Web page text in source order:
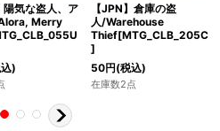
陽気な盗人、ア
Merry
)
【JPN】倉庫の盗
人/Warehouse
Thief[MTG_CLB_205C
]
50円(税込)
在庫数2点